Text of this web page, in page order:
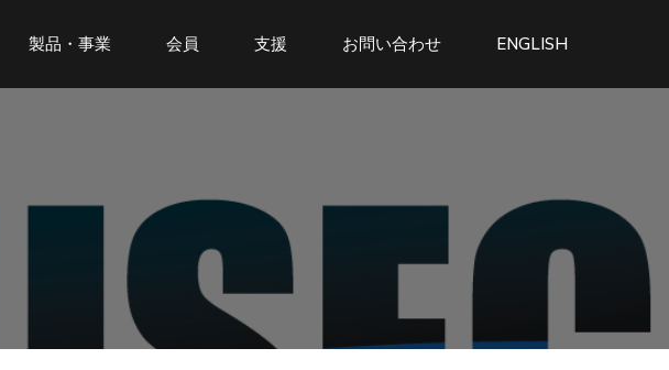
製品・事業 会員 支援 お問い合わせ ENGLISH